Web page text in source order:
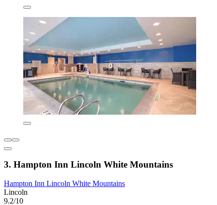
3. Hampton Inn Lincoln White Mountains
Hampton Inn Lincoln White Mountains
Lincoln
9.2/10